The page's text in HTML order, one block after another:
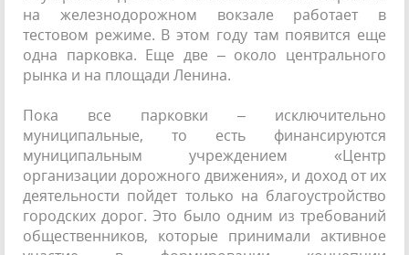
на железнодорожном вокзале работает в
тестовом режиме. В этом году там появится еще
одна парковка. Еще две – около центрального
рынка и на площади Ленина.
Пока все парковки – исключительно
муниципальные, то есть финансируются
муниципальным учреждением «Центр
организации дорожного движения», и доход от их
деятельности пойдет только на благоустройство
городских дорог. Это было одним из требований
общественников, которые принимали активное